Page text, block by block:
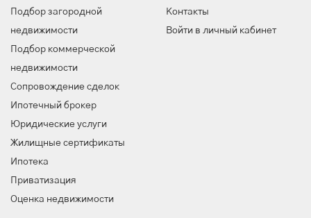
Подбор загородной
недвижимости
Подбор коммерческой
недвижимости
Сопровождение сделок
Ипотечный брокер
Юридические услуги
Жилищные сертификаты
Ипотека
Приватизация
Оценка недвижимости
Контакты
Войти в личный кабинет